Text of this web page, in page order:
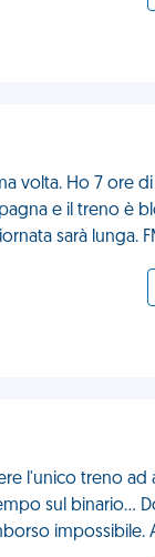
volta. Ho 7 ore
e il treno è
sarà lunga.
l'unico treno ad
sul binario...
impossibile.